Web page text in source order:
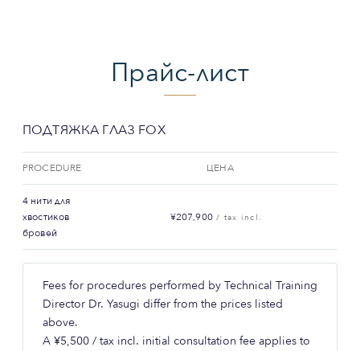
Прайс-лист
ПОДТЯЖКА ГЛАЗ FOX
PROCEDURE ЦЕНА
4 нити для
хвостиков
бровей
¥207,900 / tax incl.
Fees for procedures performed by Technical Training
Director Dr. Yasugi differ from the prices listed
above.
A ¥5,500 / tax incl. initial consultation fee applies to